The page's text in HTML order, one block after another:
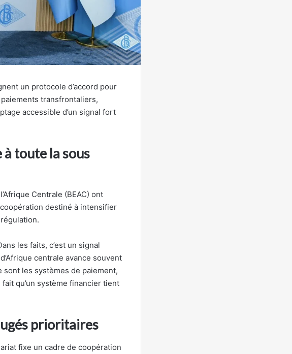
un protocole d’accord pour
transfrontaliers,
accessible d’un signal fort
à toute la sous
Centrale (BEAC) ont
destiné à intensifier
les faits, c’est un signal
centrale avance souvent
sont les systèmes de paiement,
qu’un système financier tient
prioritaires
fixe un cadre de coopération